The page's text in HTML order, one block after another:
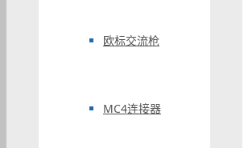
欧标交流枪
MC4连接器